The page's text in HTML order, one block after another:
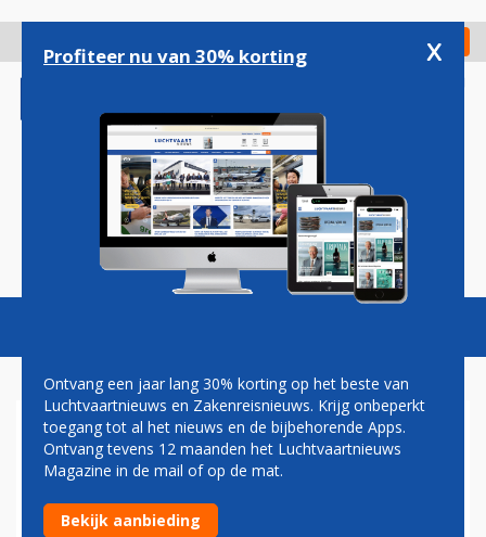
gaan
Check in
Magazine Podcasts Vacatures
BOUW NIEUWE CHINEES-
RUSSISCHE WIDEBODY DIT
JAAR VAN START
Profiteer nu van 30% korting x
Ontvang een jaar lang 30% korting op het beste van
Luchtvaartnieuws en Zakenreisnieuws. Krijg onbeperkt
toegang tot al het nieuws en de bijbehorende Apps.
Ontvang tevens 12 maanden het Luchtvaartnieuws
Magazine in de mail of op de mat.
Bekijk aanbieding